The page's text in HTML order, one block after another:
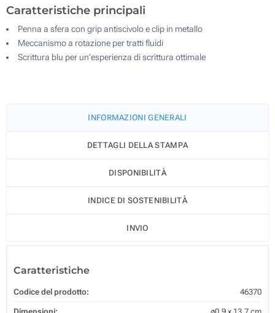
Caratteristiche principali
Penna a sfera con grip antiscivolo e clip in metallo
Meccanismo a rotazione per tratti fluidi
Scrittura blu per un'esperienza di scrittura ottimale
INFORMAZIONI GENERALI
DETTAGLI DELLA STAMPA
DISPONIBILITÀ
INDICE DI SOSTENIBILITÀ
INVIO
Caratteristiche
Codice del prodotto: 46370